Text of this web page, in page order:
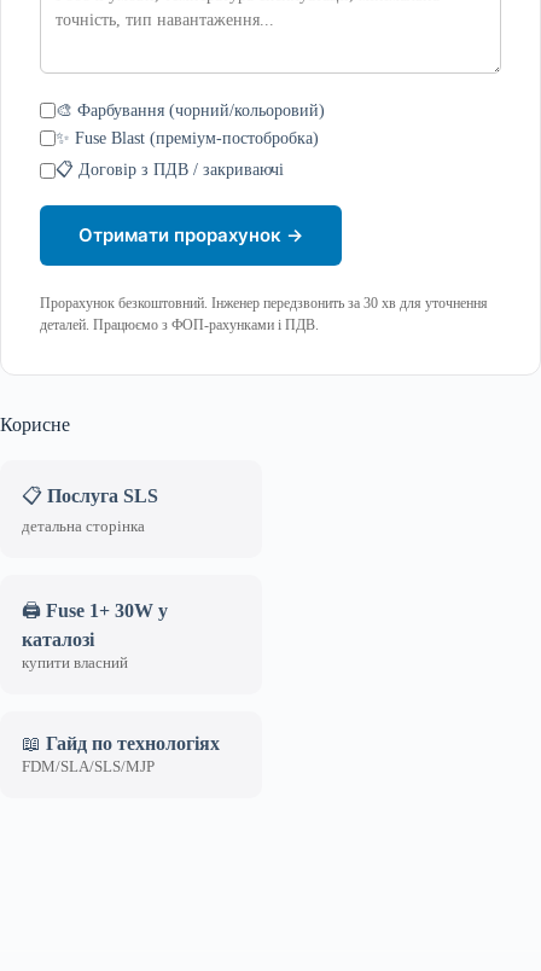
🎨 Фарбування (чорний/кольоровий)
✨ Fuse Blast (преміум-постобробка)
📋 Договір з ПДВ / закриваючі
Отримати прорахунок →
Прорахунок безкоштовний. Інженер передзвонить за 30 хв для уточнення
деталей. Працюємо з ФОП-рахунками і ПДВ.
Корисне
📋 Послуга SLS
детальна сторінка
🖨️ Fuse 1+ 30W у
каталозі
купити власний
📖 Гайд по технологіях
FDM/SLA/SLS/MJP